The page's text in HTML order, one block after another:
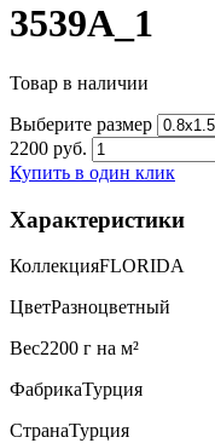
3539A_1
Товар в наличии
Выберите размер
2200 руб.
Купить в один клик
Характеристики
КоллекцияFLORIDA
ЦветРазноцветный
Вес2200 г на м²
ФабрикаТурция
СтранаТурция